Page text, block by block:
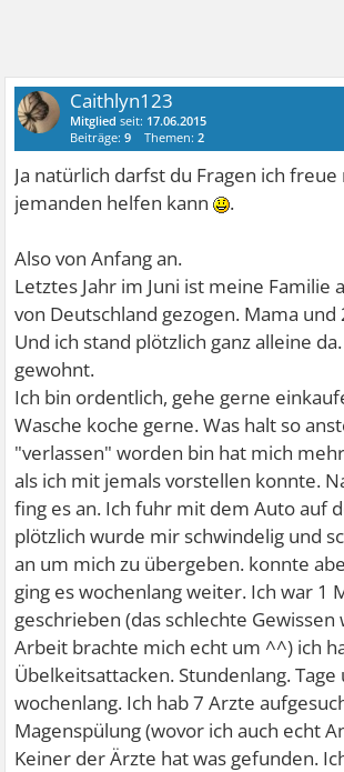
Caithlyn123
Mitglied seit: 17.06.2015
Beiträge:9 Themen:2
Ja natürlich darfst du Fragen ich
jemanden helfen kann
.
Also von Anfang an.
Letztes Jahr im Juni ist meine Familie
von Deutschland gezogen. Mama und
Und ich stand plötzlich ganz alleine
gewohnt.
Ich bin ordentlich, gehe gerne
Wasche koche gerne. Was halt so
"verlassen" worden bin hat mich
als ich mit jemals vorstellen konnte.
fing es an. Ich fuhr mit dem Auto auf
plötzlich wurde mir schwindelig und
an um mich zu übergeben. konnte
ging es wochenlang weiter. Ich war 1
geschrieben (das schlechte Gewissen
Arbeit brachte mich echt um ^^) ich
Übelkeitsattacken. Stundenlang. Tage
wochenlang. Ich hab 7 Arzte
Magenspülung (wovor ich auch echt
Keiner der Ärzte hat was gefunden.